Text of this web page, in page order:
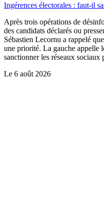
Ingérences électorales : faut-il
Après trois opérations de
des candidats déclarés ou
Sébastien Lecornu a rappelé
une priorité. La gauche appelle
sanctionner les réseaux
Le 6 août 2026